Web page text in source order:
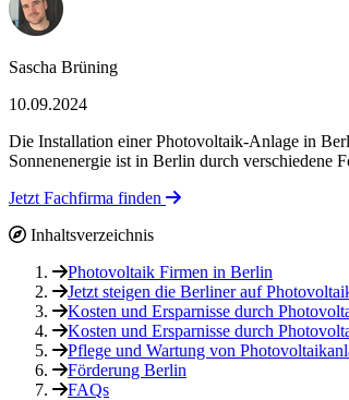
Sascha Brüning
10.09.2024
Die Installation einer Photovoltaik-Anlage in
Sonnenenergie ist in Berlin durch verschiedene
Jetzt Fachfirma finden
Inhaltsverzeichnis
Photovoltaik Firmen in Berlin
Jetzt steigen die Berliner auf
Kosten und Ersparnisse durch
Kosten und Ersparnisse durch
Pflege und Wartung von
Förderung Berlin
FAQs